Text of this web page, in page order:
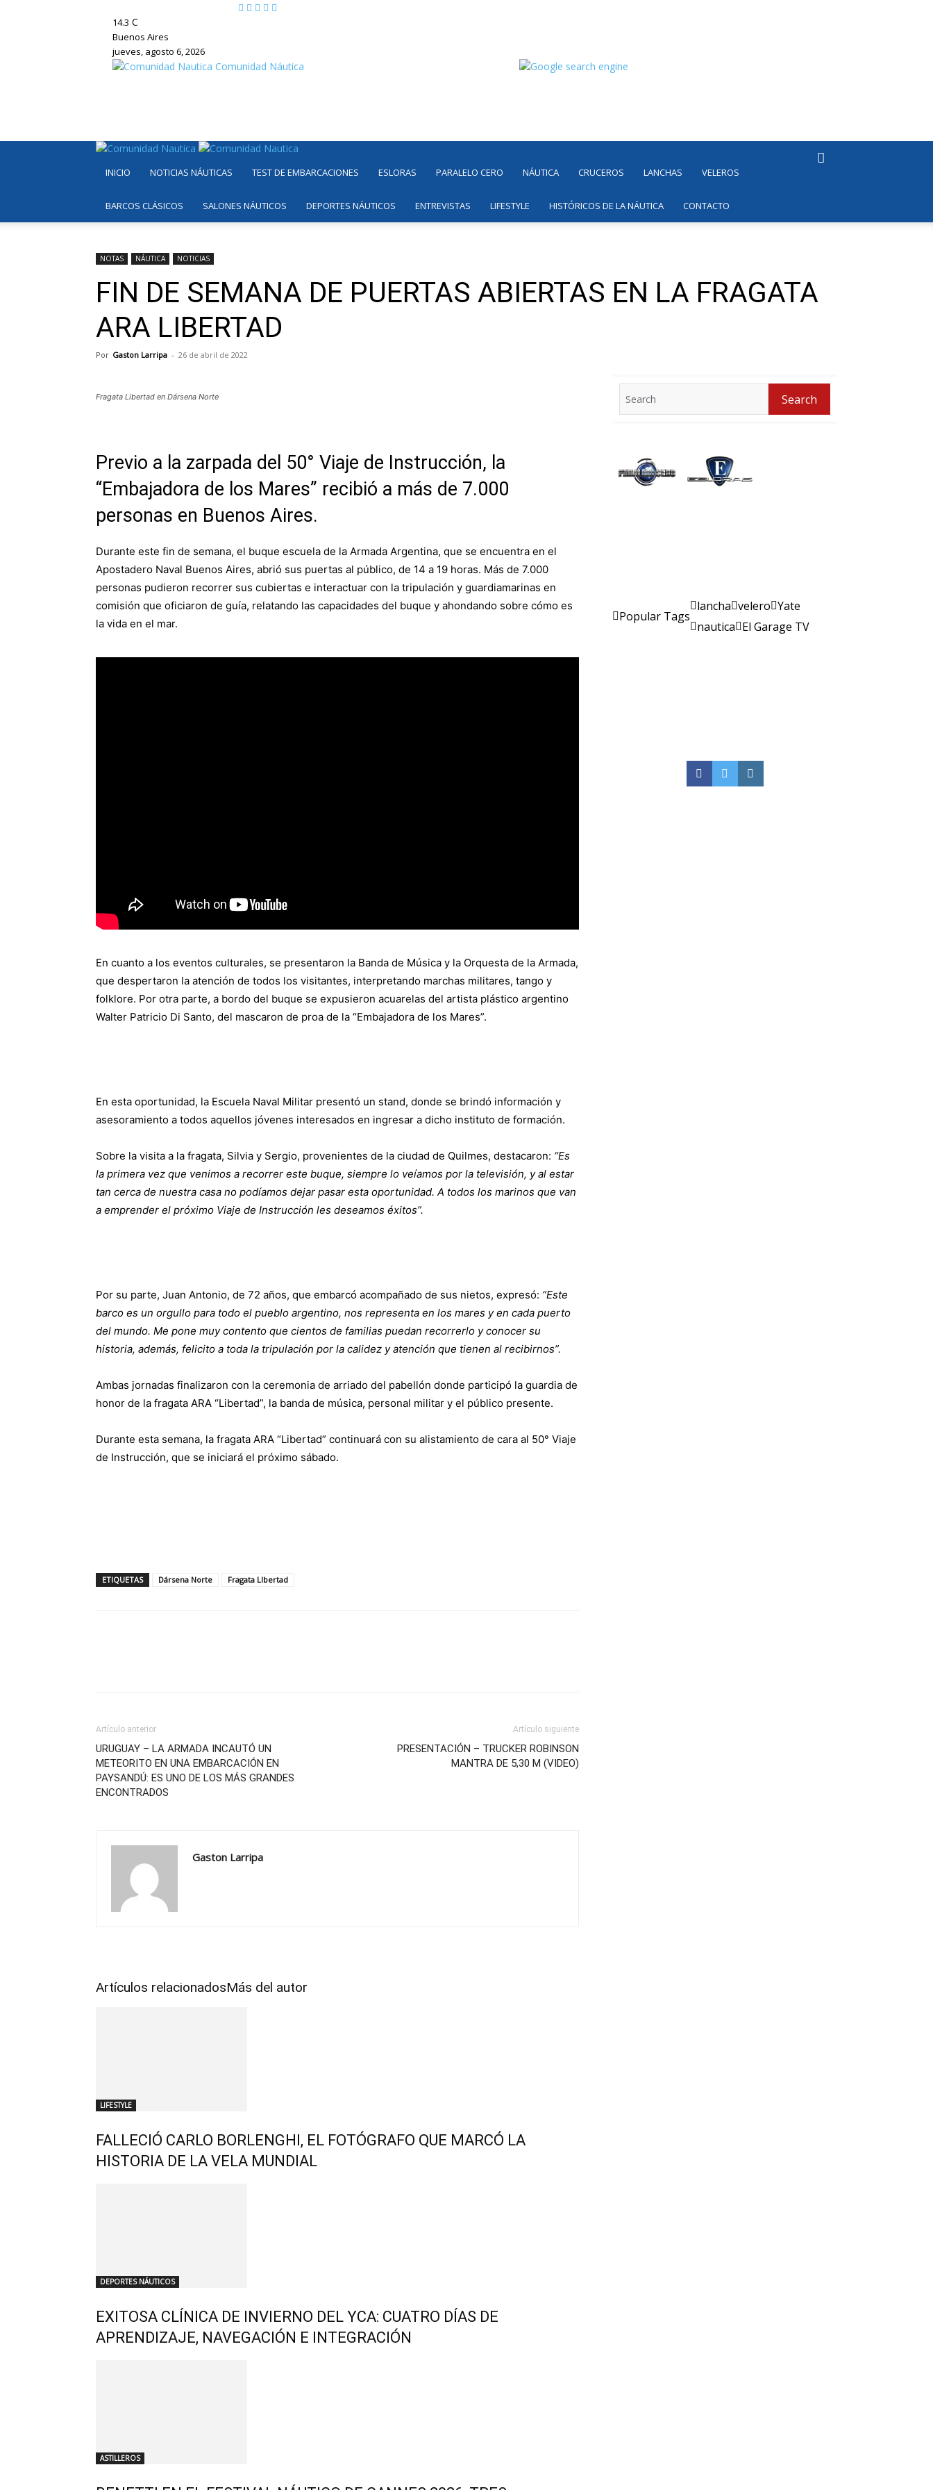
14.3 C
Buenos Aires
jueves, agosto 6, 2026
Comunidad Náutica
INICIO NOTICIAS NÁUTICAS TEST DE EMBARCACIONES ESLORAS PARALELO CERO NÁUTICA CRUCEROS LANCHAS VELEROS
BARCOS CLÁSICOS SALONES NÁUTICOS DEPORTES NÁUTICOS ENTREVISTAS LIFESTYLE HISTÓRICOS DE LA NÁUTICA CONTACTO
NOTAS NÁUTICA NOTICIAS
FIN DE SEMANA DE PUERTAS ABIERTAS EN LA FRAGATA
ARA LIBERTAD
Por Gaston Larripa - 26 de abril de 2022
Fragata Libertad en Dársena Norte
Previo a la zarpada del 50° Viaje de Instrucción, la
“Embajadora de los Mares” recibió a más de 7.000
personas en Buenos Aires.
Durante este fin de semana, el buque escuela de la Armada Argentina, que se encuentra en el
Apostadero Naval Buenos Aires, abrió sus puertas al público, de 14 a 19 horas. Más de 7.000
personas pudieron recorrer sus cubiertas e interactuar con la tripulación y guardiamarinas en
comisión que oficiaron de guía, relatando las capacidades del buque y ahondando sobre cómo es
la vida en el mar.
En cuanto a los eventos culturales, se presentaron la Banda de Música y la Orquesta de la Armada,
que despertaron la atención de todos los visitantes, interpretando marchas militares, tango y
folklore. Por otra parte, a bordo del buque se expusieron acuarelas del artista plástico argentino
Walter Patricio Di Santo, del mascaron de proa de la “Embajadora de los Mares”.
En esta oportunidad, la Escuela Naval Militar presentó un stand, donde se brindó información y
asesoramiento a todos aquellos jóvenes interesados en ingresar a dicho instituto de formación.
Sobre la visita a la fragata, Silvia y Sergio, provenientes de la ciudad de Quilmes, destacaron: “Es
la primera vez que venimos a recorrer este buque, siempre lo veíamos por la televisión, y al estar
tan cerca de nuestra casa no podíamos dejar pasar esta oportunidad. A todos los marinos que van
a emprender el próximo Viaje de Instrucción les deseamos éxitos”.
Por su parte, Juan Antonio, de 72 años, que embarcó acompañado de sus nietos, expresó: “Este
barco es un orgullo para todo el pueblo argentino, nos representa en los mares y en cada puerto
del mundo. Me pone muy contento que cientos de familias puedan recorrerlo y conocer su
historia, además, felicito a toda la tripulación por la calidez y atención que tienen al recibirnos”.
Ambas jornadas finalizaron con la ceremonia de arriado del pabellón donde participó la guardia de
honor de la fragata ARA “Libertad”, la banda de música, personal militar y el público presente.
Durante esta semana, la fragata ARA “Libertad” continuará con su alistamiento de cara al 50° Viaje
de Instrucción, que se iniciará el próximo sábado.
ETIQUETAS Dársena Norte Fragata LIbertad
Artículo anterior
URUGUAY – LA ARMADA INCAUTÓ UN
METEORITO EN UNA EMBARCACIÓN EN
PAYSANDÚ: ES UNO DE LOS MÁS GRANDES
ENCONTRADOS
Artículo siguiente
PRESENTACIÓN – TRUCKER ROBINSON
MANTRA DE 5,30 M (VIDEO)
Gaston Larripa
Artículos relacionadosMás del autor
LIFESTYLE
FALLECIÓ CARLO BORLENGHI, EL FOTÓGRAFO QUE MARCÓ LA
HISTORIA DE LA VELA MUNDIAL
DEPORTES NÁUTICOS
EXITOSA CLÍNICA DE INVIERNO DEL YCA: CUATRO DÍAS DE
APRENDIZAJE, NAVEGACIÓN E INTEGRACIÓN
ASTILLEROS
for:
Search
Popular Tags
lancha velero Yate
nautica El Garage TV
Facebook
TwitterInstagram